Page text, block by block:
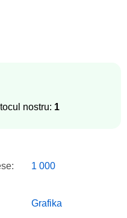
nostru: 1
1 000
Grafika